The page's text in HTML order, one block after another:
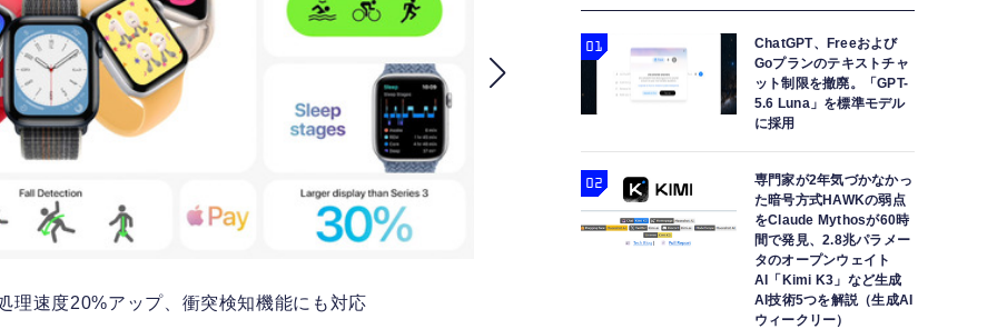
理速度20%アップ、衝突検知機能にも対応 Apple Watch SE第2世代発表。処理
ChatGPT、Freeおよび
Goプランのテキストチャ
ット制限を撤廃。「GPT-
5.6 Luna」を標準モデル
に採用
専門家が2年気づかなかっ
た暗号方式HAWKの弱点
をClaude Mythosが60時
間で発見、2.8兆パラメー
タのオープンウェイト
AI「Kimi K3」など生成
AI技術5つを解説（生成AI
ウィークリー）